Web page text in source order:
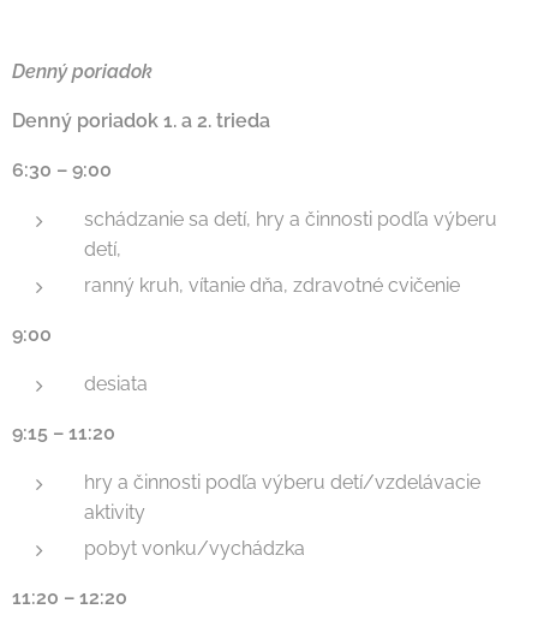
Denný poriadok
Denný poriadok 1. a 2. trieda
6:30 – 9:00
schádzanie sa detí, hry a činnosti podľa výberu
detí,
ranný kruh, vítanie dňa, zdravotné cvičenie
9:00
desiata
9:15 – 11:20
hry a činnosti podľa výberu detí/vzdelávacie
aktivity
pobyt vonku/vychádzka
11:20 – 12:20